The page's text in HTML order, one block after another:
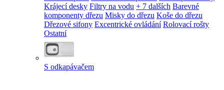
Krájecí desky Filtry na vodu + 7 dalších Barevné
komponenty dřezu Misky do dřezu Koše do dřezu
Dřezové sifony Excentrické ovládání Rolovací rošty
Ostatní
S odkapávačem